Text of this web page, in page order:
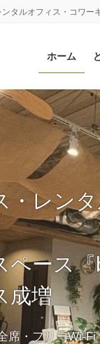
タルオフィス・コワ
ホーム
・レン
ペース
成増
席・フリーWi-